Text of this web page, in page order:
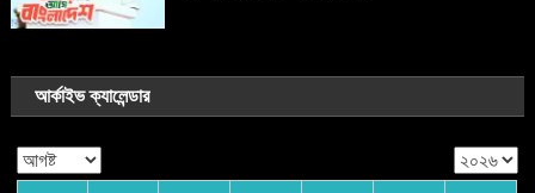
আর্কাইভ ক্যালেন্ডার